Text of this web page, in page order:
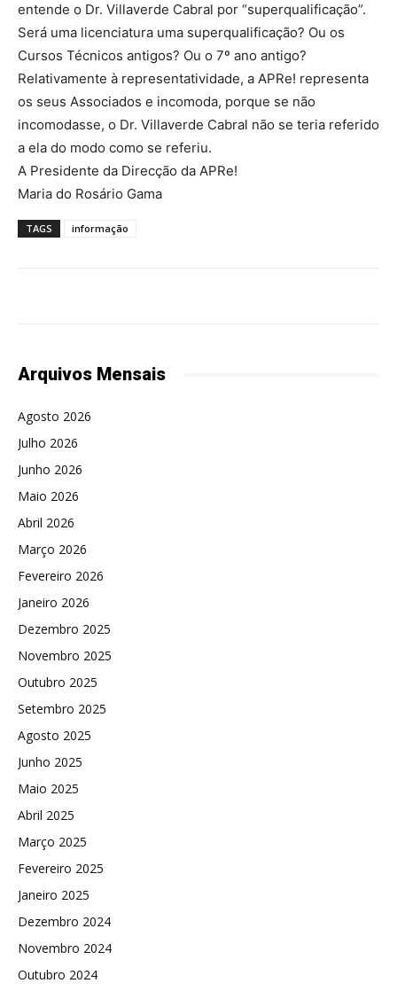
entende o Dr. Villaverde Cabral por “superqualificação”.
Será uma licenciatura uma superqualificação? Ou os
Cursos Técnicos antigos? Ou o 7º ano antigo?
Relativamente à representatividade, a APRe! representa
os seus Associados e incomoda, porque se não
incomodasse, o Dr. Villaverde Cabral não se teria referido
a ela do modo como se referiu.
A Presidente da Direcção da APRe!
Maria do Rosário Gama
TAGS informação
Arquivos Mensais
Agosto 2026
Julho 2026
Junho 2026
Maio 2026
Abril 2026
Março 2026
Fevereiro 2026
Janeiro 2026
Dezembro 2025
Novembro 2025
Outubro 2025
Setembro 2025
Agosto 2025
Junho 2025
Maio 2025
Abril 2025
Março 2025
Fevereiro 2025
Janeiro 2025
Dezembro 2024
Novembro 2024
Outubro 2024